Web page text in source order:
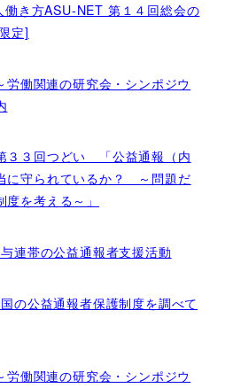
き方ASU-NET 第１４回総会の
定]
働関連の研究会・シンポジウ
３３回つどい 「公益通報（内
に守られているか？ ～問題だ
を考える～」
連帯の公益通報者支援活動
の公益通報者保護制度を調べて
働関連の研究会・シンポジウ